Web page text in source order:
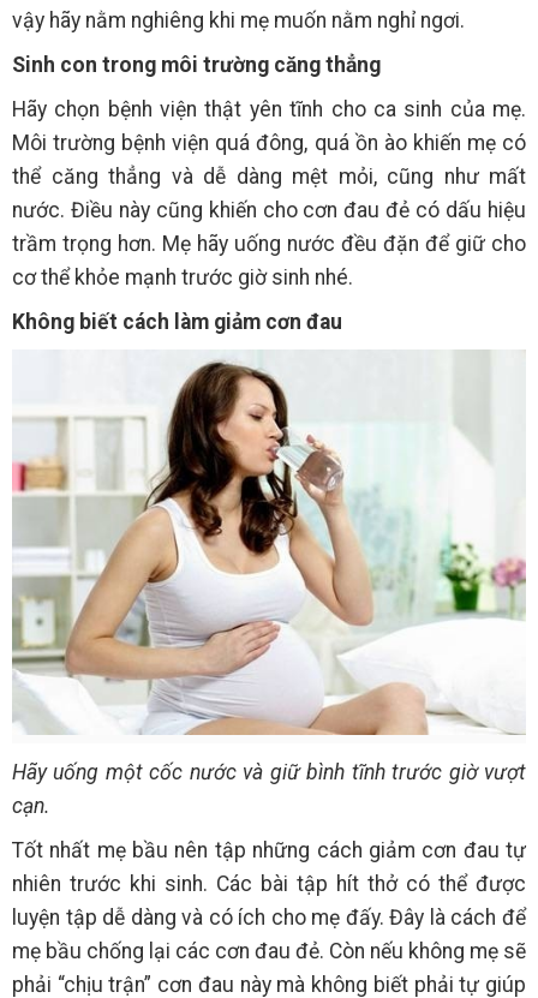
vậy hãy nằm nghiêng khi mẹ muốn nằm nghỉ ngơi.
Sinh con trong môi trường căng thẳng
Hãy chọn bệnh viện thật yên tĩnh cho ca sinh của mẹ.
Môi trường bệnh viện quá đông, quá ồn ào khiến mẹ có
thể căng thẳng và dễ dàng mệt mỏi, cũng như mất
nước. Điều này cũng khiến cho cơn đau đẻ có dấu hiệu
trầm trọng hơn. Mẹ hãy uống nước đều đặn để giữ cho
cơ thể khỏe mạnh trước giờ sinh nhé.
Không biết cách làm giảm cơn đau
Hãy uống một cốc nước và giữ bình tĩnh trước giờ vượt
cạn.
Tốt nhất mẹ bầu nên tập những cách giảm cơn đau tự
nhiên trước khi sinh. Các bài tập hít thở có thể được
luyện tập dễ dàng và có ích cho mẹ đấy. Đây là cách để
mẹ bầu chống lại các cơn đau đẻ. Còn nếu không mẹ sẽ
phải “chịu trận” cơn đau này mà không biết phải tự giúp